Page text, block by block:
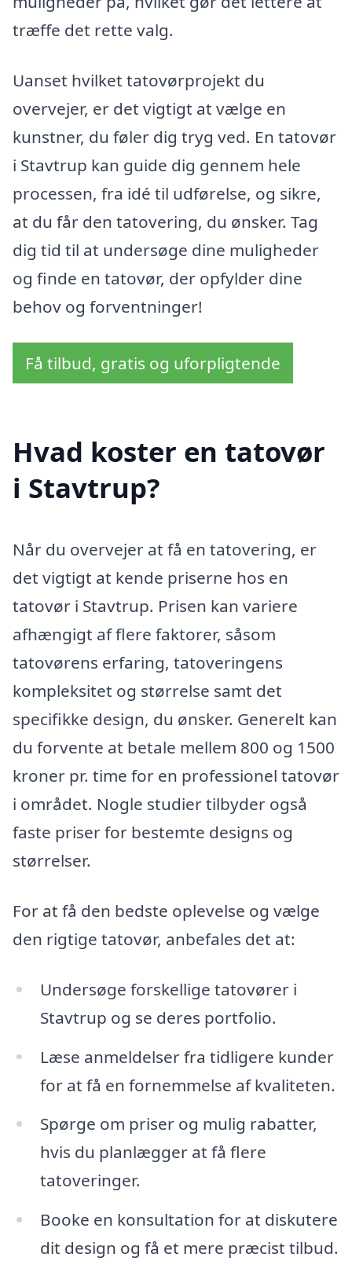
træffe det rette valg.
Uanset hvilket tatovørprojekt du
overvejer, er det vigtigt at vælge en
kunstner, du føler dig tryg ved. En tatovør
i Stavtrup kan guide dig gennem hele
processen, fra idé til udførelse, og sikre,
at du får den tatovering, du ønsker. Tag
dig tid til at undersøge dine muligheder
og finde en tatovør, der opfylder dine
behov og forventninger!
Få tilbud, gratis og uforpligtende
Hvad koster en tatovør
i Stavtrup?
Når du overvejer at få en tatovering, er
det vigtigt at kende priserne hos en
tatovør i Stavtrup. Prisen kan variere
afhængigt af flere faktorer, såsom
tatovørens erfaring, tatoveringens
kompleksitet og størrelse samt det
specifikke design, du ønsker. Generelt kan
du forvente at betale mellem 800 og 1500
kroner pr. time for en professionel tatovør
i området. Nogle studier tilbyder også
faste priser for bestemte designs og
størrelser.
For at få den bedste oplevelse og vælge
den rigtige tatovør, anbefales det at:
Undersøge forskellige tatovører i
Stavtrup og se deres portfolio.
Læse anmeldelser fra tidligere kunder
for at få en fornemmelse af kvaliteten.
Spørge om priser og mulig rabatter,
hvis du planlægger at få flere
tatoveringer.
Booke en konsultation for at diskutere
dit design og få et mere præcist tilbud.